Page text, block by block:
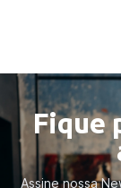
Fique
Assine nossa